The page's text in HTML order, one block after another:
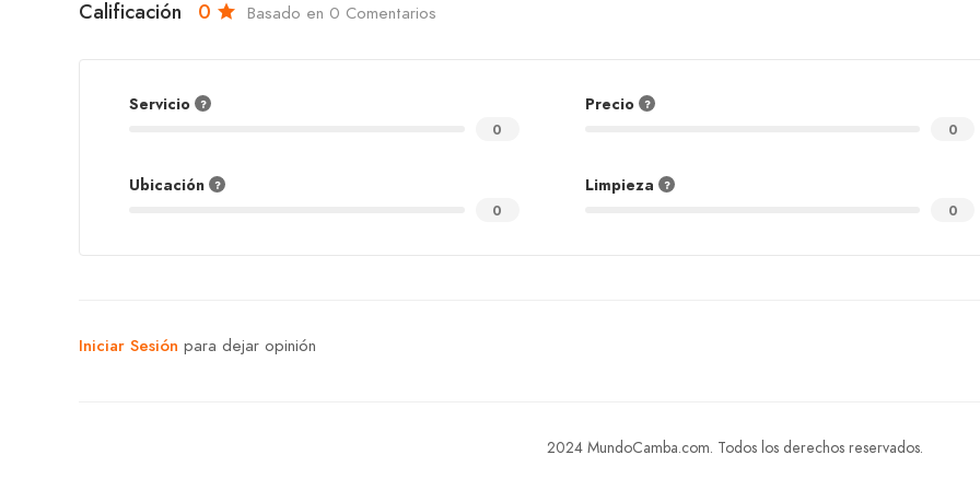
Calificación 0 Basado en 0 Comentarios
Servicio
0
Precio
0
Ubicación
0
Limpieza
0
Iniciar Sesión para dejar opinión
2024 MundoCamba.com. Todos los derechos reservados.